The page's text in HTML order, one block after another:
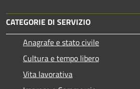
CATEGORIE DI SERVIZIO
Anagrafe e stato civile
Cultura e tempo libero
Vita lavorativa